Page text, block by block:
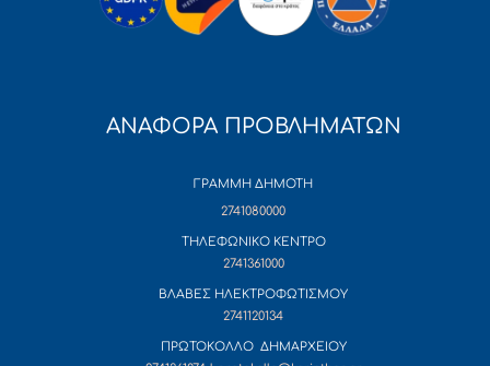
ΑΝΑΦΟΡΑ ΠΡΟΒΛΗΜΑΤΩΝ
ΓΡΑΜΜΗ ΔΗΜΟΤΗ
2741080000
ΤΗΛΕΦΩΝΙΚΟ ΚΕΝΤΡΟ
2741361000
ΒΛΑΒΕΣ ΗΛΕΚΤΡΟΦΩΤΙΣΜΟΥ
2741120134
ΠΡΩΤΟΚΟΛΛΟ ΔΗΜΑΡΧΕΙΟΥ